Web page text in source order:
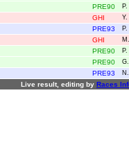
PRE90
GHI
PRE93
GHI
PRE90
PRE90
PRE93
Live result, editing by Races I